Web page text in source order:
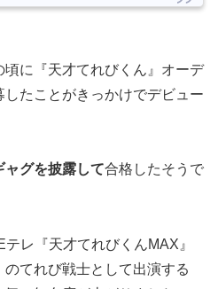
に『天才てれびくん』オーデ
したことがきっかけでデビュー
ャグを披露して合格したそうで
レ『天才てれびくんMAX』
てれび戦士として出演する